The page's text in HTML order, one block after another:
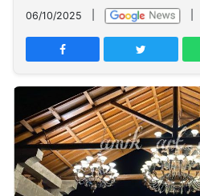
Network
PT
TREETAN
MULTIMEDIA
INDONESIA
Partner
06/10/2025